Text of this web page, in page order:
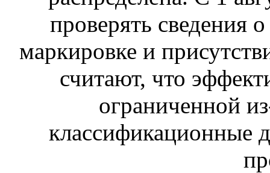
проверять сведения
маркировке и
считают, что
ограниченной
классификационные